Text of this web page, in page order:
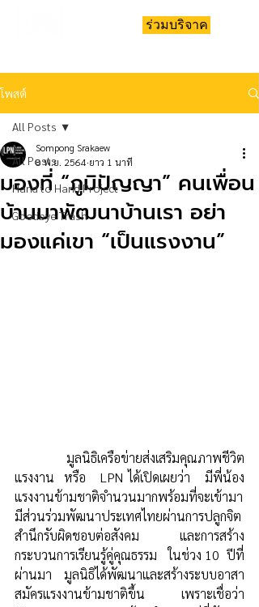
ร่วมบริจาค
โพสต์
All Posts
Hand to Hand Project
Goodbye Trash
All Posts
มองที่ “ภูมิปัญญา” คนเพื่อน
บ้านมาพัฒนาบ้านเรา อย่า
มองแค่เขา “เป็นแรงงาน”
Sompong Srakaew
8 พ.ย. 2564 ยาว 1 นาที
แรงงาน  หรือ   LPN ได้เปิดเผยว่า   มีพี่น้อง
แรงงานข้ามชาติจำนวนมากพร้อมที่จะเข้ามา
มีส่วนร่วมพัฒนาประเทศไทยผ่านการปลูกจิต
สำนึกรับผิดชอบต่อสังคม และการสร้าง
กระบวนการเรียนรู้คู่คุณธรรม   ในช่วง 10  ปีที่
ผ่านมา  มูลนิธิได้พัฒนาและสร้างระบบอาสา
สมัครแรงงานข้ามชาติขึ้น เพราะเชื่อว่า